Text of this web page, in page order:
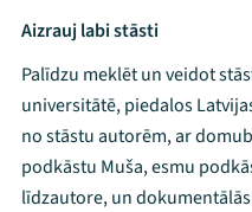
Aizrauj labi stāsti
Palīdzu meklēt un veidot
universitātē, piedalos
no stāstu autorēm, ar
podkāstu Muša, esmu
līdzautore, un